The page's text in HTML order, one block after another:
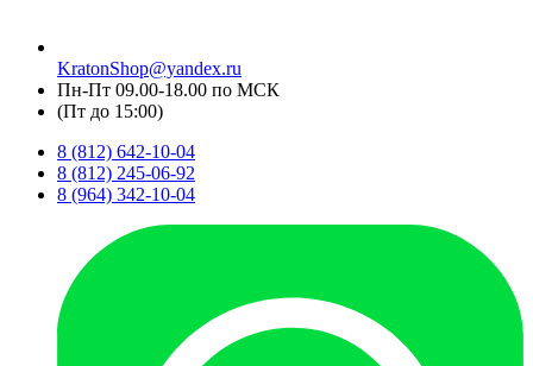
KratonShop@yandex.ru
Пн-Пт 09.00-18.00 по МСК
(Пт до 15:00)
8 (812) 642-10-04
8 (812) 245-06-92
8 (964) 342-10-04